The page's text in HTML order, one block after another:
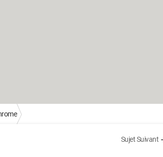
Sujet Suivant